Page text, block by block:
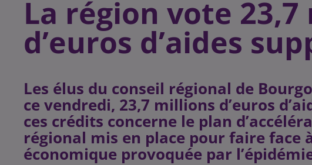
La région vote
d’euros d’aides
Les élus du conseil régional de
ce vendredi, 23,7 millions d’euros
ces crédits concerne le plan
régional mis en place pour faire face
économique provoquée par